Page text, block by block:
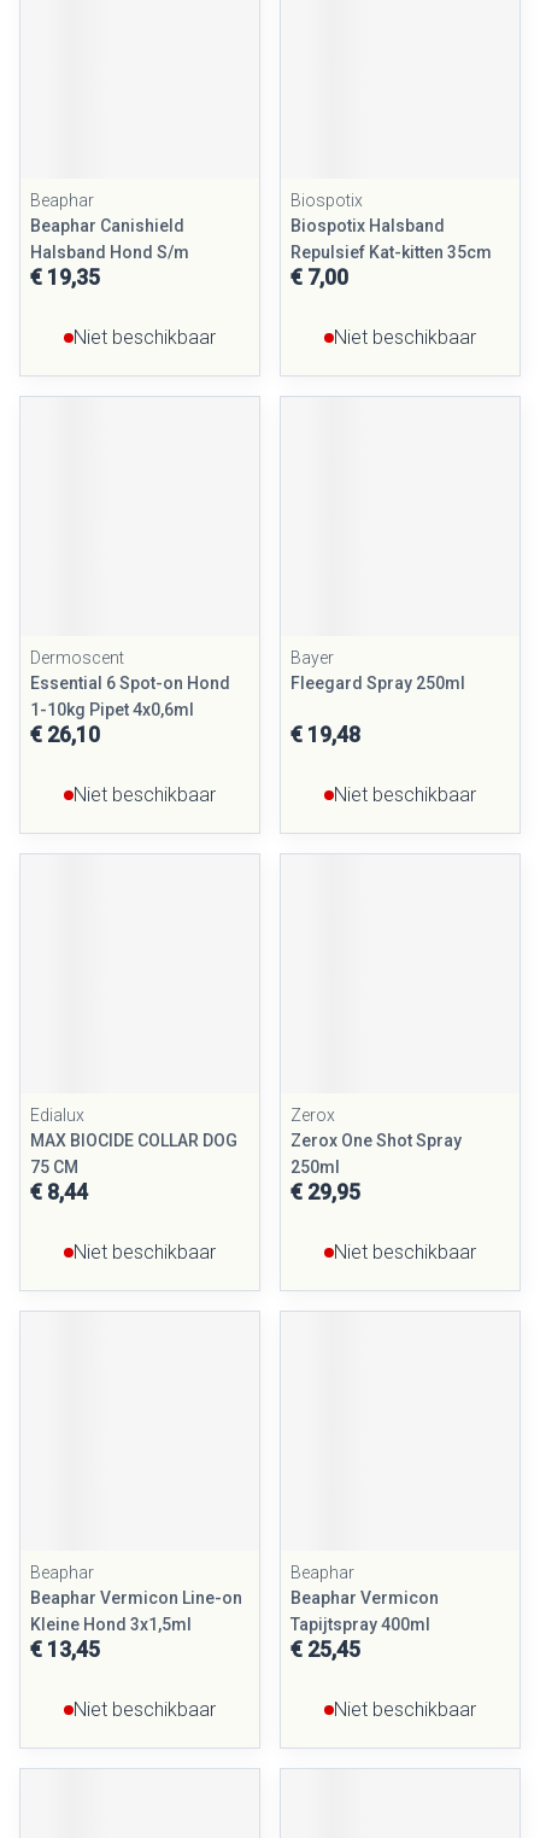
Beaphar
Beaphar Canishield
Halsband Hond S/m
€ 19,35
Niet beschikbaar
Biospotix
Biospotix Halsband
Repulsief Kat-kitten 35cm
€ 7,00
Niet beschikbaar
Dermoscent
Essential 6 Spot-on Hond
1-10kg Pipet 4x0,6ml
€ 26,10
Niet beschikbaar
Bayer
Fleegard Spray 250ml
€ 19,48
Niet beschikbaar
Edialux
MAX BIOCIDE COLLAR DOG
75 CM
€ 8,44
Niet beschikbaar
Zerox
Zerox One Shot Spray
250ml
€ 29,95
Niet beschikbaar
Beaphar
Beaphar Vermicon Line-on
Kleine Hond 3x1,5ml
€ 13,45
Niet beschikbaar
Beaphar
Beaphar Vermicon
Tapijtspray 400ml
€ 25,45
Niet beschikbaar